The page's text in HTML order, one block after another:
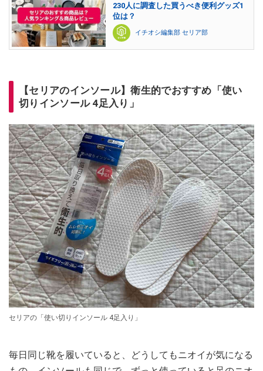
230人に調査した買うべき便利グッズ1
位は？
イチオシ編集部 セリア部
【セリアのインソール】衛生的でおすすめ「使い
切りインソール 4足入り」
セリアの「使い切りインソール 4足入り」
毎日同じ靴を履いていると、どうしてもニオイが気になる